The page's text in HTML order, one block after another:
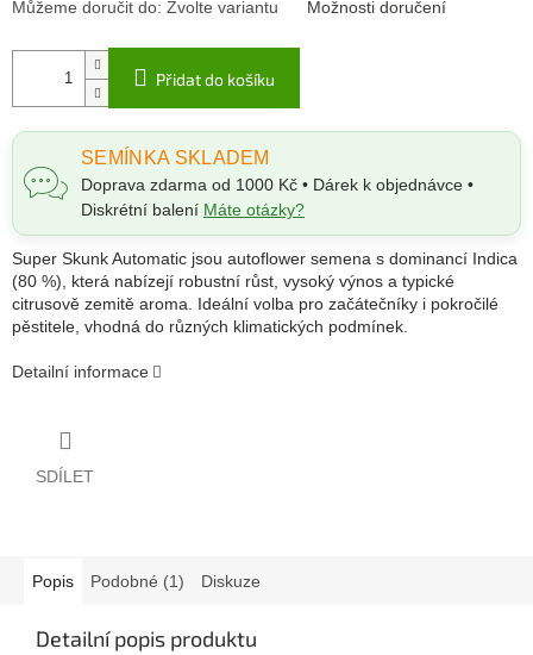
Můžeme doručit do: Zvolte variantu Možnosti doručení
Přidat do košíku
SEMÍNKA SKLADEM
Doprava zdarma od 1000 Kč • Dárek k objednávce •
Diskrétní balení Máte otázky?
Super Skunk Automatic jsou autoflower semena s dominancí Indica
(80 %), která nabízejí robustní růst, vysoký výnos a typické
citrusově zemitě aroma. Ideální volba pro začátečníky i pokročilé
pěstitele, vhodná do různých klimatických podmínek.
Detailní informace
SDÍLET
Popis Podobné (1) Diskuze
Detailní popis produktu